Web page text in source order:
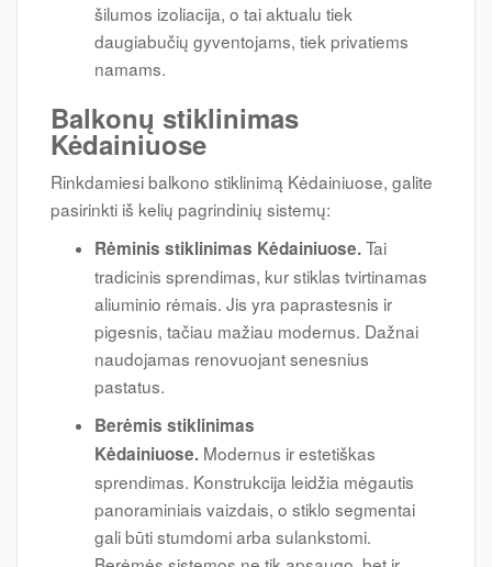
šilumos izoliacija, o tai aktualu tiek
daugiabučių gyventojams, tiek privatiems
namams.
Balkonų stiklinimas
Kėdainiuose
Rinkdamiesi balkono stiklinimą Kėdainiuose, galite
pasirinkti iš kelių pagrindinių sistemų:
Rėminis stiklinimas Kėdainiuose.Tai
tradicinis sprendimas, kur stiklas tvirtinamas
aliuminio rėmais. Jis yra paprastesnis ir
pigesnis, tačiau mažiau modernus. Dažnai
naudojamas renovuojant senesnius
pastatus.
Berėmis stiklinimas
Kėdainiuose. Modernus ir estetiškas
sprendimas. Konstrukcija leidžia mėgautis
panoraminiais vaizdais, o stiklo segmentai
gali būti stumdomi arba sulankstomi.